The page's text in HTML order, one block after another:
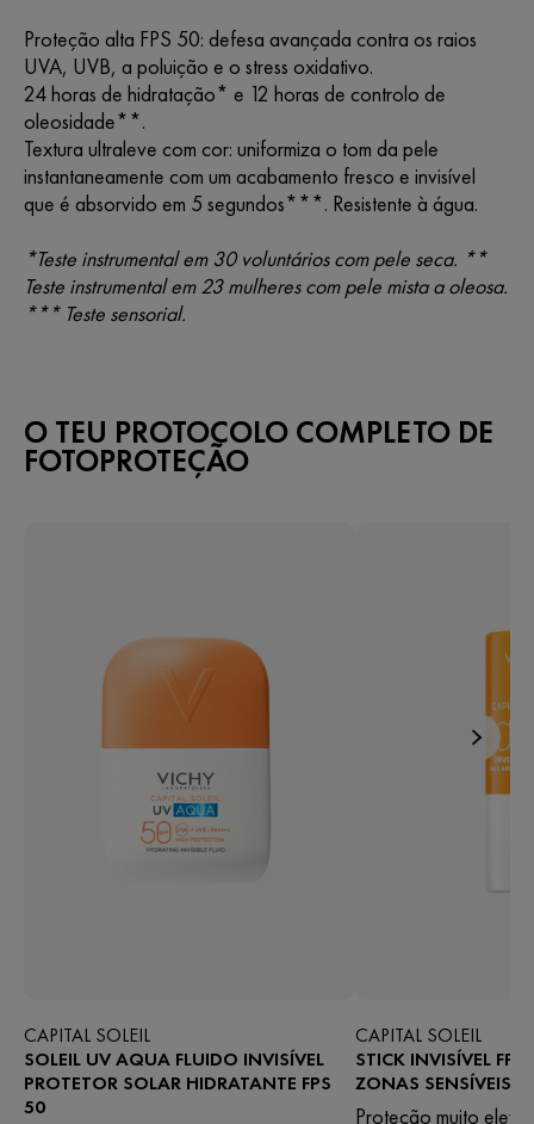
Proteção alta FPS 50: defesa avançada contra os raios
UVA, UVB, a poluição e o stress oxidativo.
24 horas de hidratação* e 12 horas de controlo de
oleosidade**.
Textura ultraleve com cor: uniformiza o tom da pele
instantaneamente com um acabamento fresco e invisível
que é absorvido em 5 segundos***. Resistente à água.
*Teste instrumental em 30 voluntários com pele seca. **
Teste instrumental em 23 mulheres com pele mista a oleosa.
*** Teste sensorial.
O TEU PROTOCOLO COMPLETO DE
FOTOPROTEÇÃO
CAPITAL SOLEIL
SOLEIL UV AQUA FLUIDO INVISÍVEL
PROTETOR SOLAR HIDRATANTE FPS
50
CAPITAL SOLEIL
STICK INVISÍVEL
ZONAS SENSÍVEIS
Proteção muito